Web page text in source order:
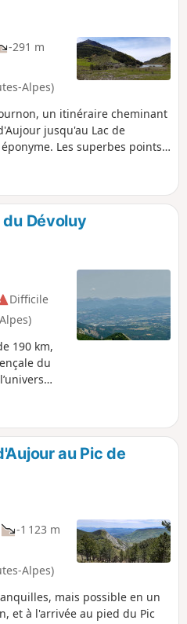
-291 m
Alpes)
un itinéraire cheminant
jusqu'au Lac de
Les superbes points
Dévoluy
Difficile
190 km,
du
les GRP®
et
les
le
au Pic de
-1 123 m
Alpes)
mais possible en un
et à l'arrivée au pied du Pic